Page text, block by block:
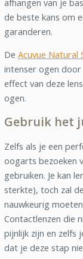
afhangen van je
de beste kans om
garanderen.
De Acuvue Natural
intenser ogen
effect van deze
ogen.
Gebruik het
Zelfs als je een
oogarts bezoeken
gebruiken. Je kan
sterkte), toch zal
nauwkeurig
Contactlenzen die
pijnlijk zijn en zelfs
dat je deze stap